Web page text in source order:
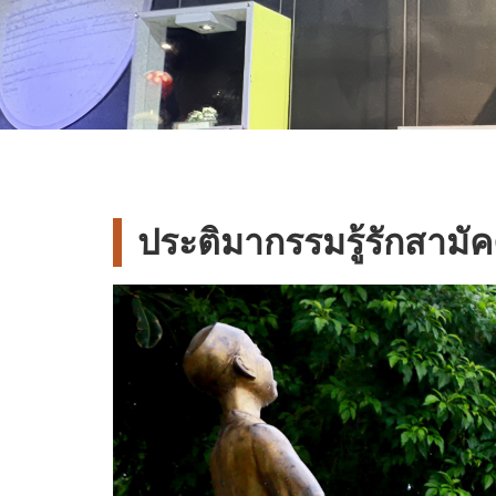
ประติมากรรมรู้รักสามั